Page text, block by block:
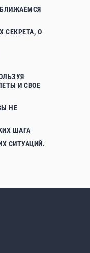
СЕКРЕТА, О
И СВОЕ
НЕ
ШАГА
СИТУАЦИЙ.